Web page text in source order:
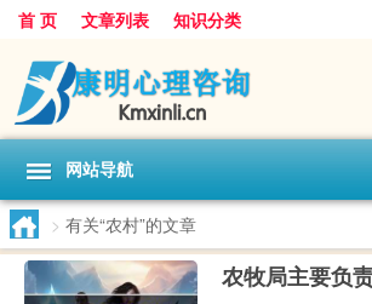
首 页 文章列表 知识分类
网站导航
> 有关“农村”的文章
农牧局主要负